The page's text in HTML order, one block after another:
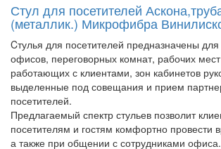
Стул для посетителей
(металлик.) Микрофибра
Cтулья для посетителей предназначены
офисов, переговорных комнат, рабочих мест
работающих с клиентами, зон кабинетов
выделенные под совещания и прием
посетителей.
Предлагаемый спектр стульев позволит
посетителям и гостям комфортно провести
а также при общении с сотрудниками